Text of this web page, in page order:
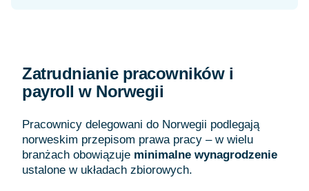
Zatrudnianie pracowników i
payroll w Norwegii
Pracownicy delegowani do Norwegii podlegają
norweskim przepisom prawa pracy – w wielu
branżach obowiązuje minimalne wynagrodzenie
ustalone w układach zbiorowych.